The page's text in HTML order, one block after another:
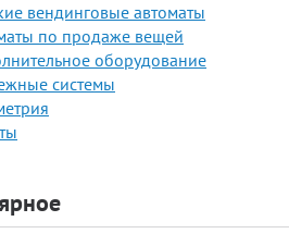
вендинговые автоматы
по продаже вещей
оборудование
системы